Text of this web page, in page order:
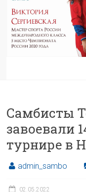
Самбисты
завоевали
турнире в
admin_sambo
02.05.2022